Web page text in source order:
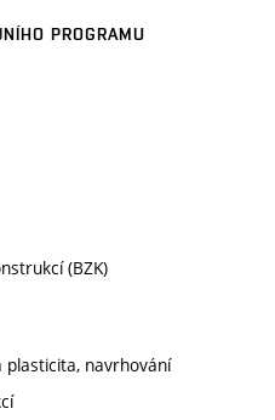
PROGRAMU
(BZK)
navrhování